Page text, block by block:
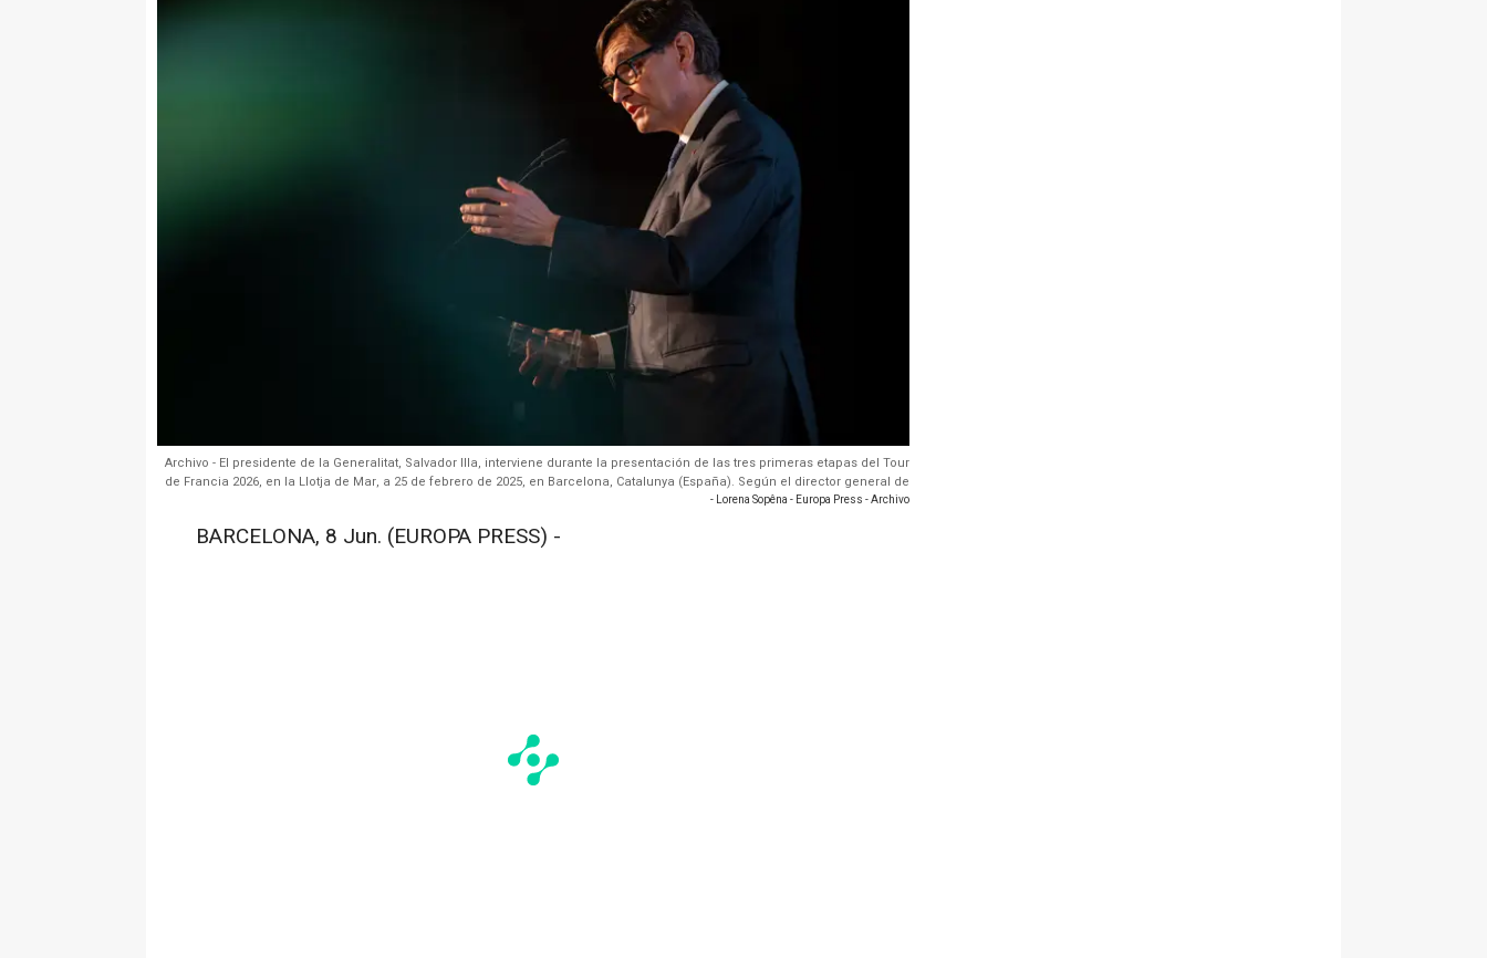
Archivo - El presidente de la Generalitat, Salvador Illa, interviene durante la presentación de las tres primeras etapas del Tour
de Francia 2026, en la Llotja de Mar, a 25 de febrero de 2025, en Barcelona, Catalunya (España). Según el director general de
- Lorena Sopêna - Europa Press - Archivo
BARCELONA, 8 Jun. (EUROPA PRESS) -